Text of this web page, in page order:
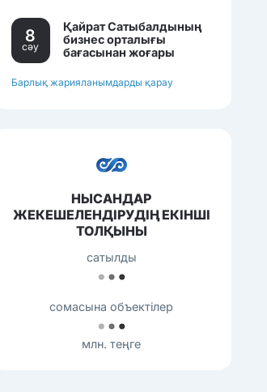
8
сәу
Қайрат Сатыбалдының
бизнес орталығы
бағасынан жоғары
жатқан еді.
Барлық жарияланымдарды қарау
НЫСАНДАР
ЖЕКЕШЕЛЕНДІРУДІҢ ЕКІНШІ
ТОЛҚЫНЫ
сатылды
сомасына объектілер
млн. теңге